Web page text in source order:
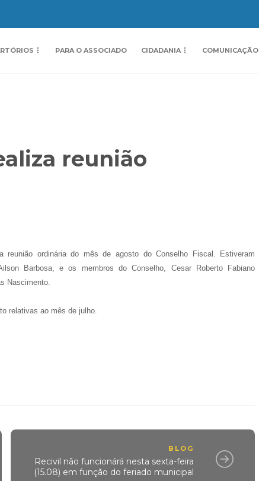
PARA O ASSOCIADO CIDADANIA COMUNICAÇÃO
reunião
reunião ordinária do mês de agosto do Conselho Fiscal. Estiveram
Barbosa, e os membros do Conselho, Cesar Roberto Fabiano
Nascimento.
relativas ao mês de julho.
BLOG
Recivil não funcionárá nesta sexta-feira
(15.08) em função do feriado municipal